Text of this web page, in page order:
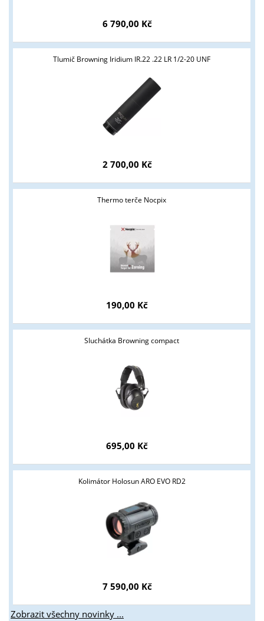
6 790,00 Kč
Tlumič Browning Iridium IR.22 .22 LR 1/2-20 UNF
2 700,00 Kč
Thermo terče Nocpix
190,00 Kč
Sluchátka Browning compact
695,00 Kč
Kolimátor Holosun ARO EVO RD2
7 590,00 Kč
Zobrazit všechny novinky ...
Tyto stránky jsou určeny pouze odborné veřejnosti od 18 let a
podmínky?